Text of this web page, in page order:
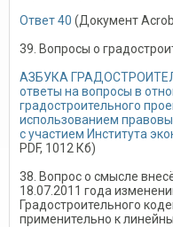
Ответ 40 (Документ
39. Вопросы о
АЗБУКА
ответы на вопросы в
градостроительного
использованием
с участием Института
PDF, 1012 Кб)
38. Вопрос о смысле
18.07.2011 года
Градостроительного
применительно к